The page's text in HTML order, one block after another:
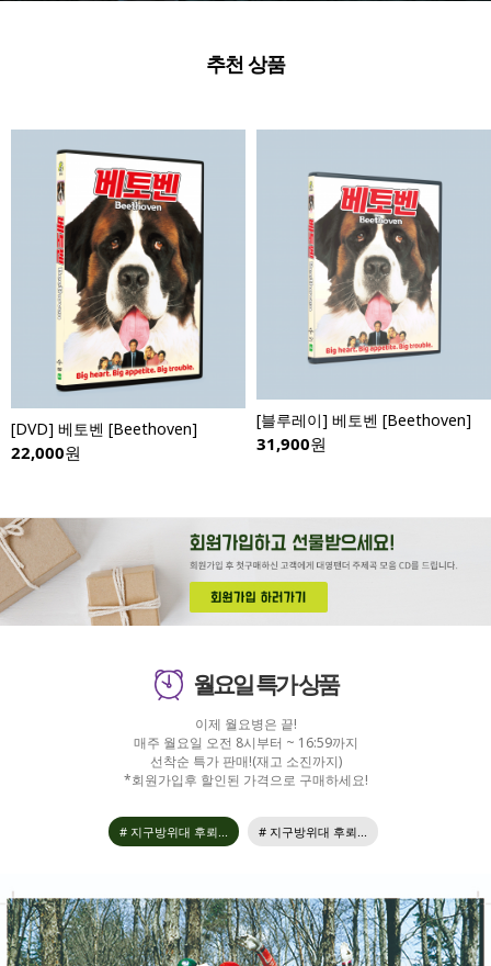
추천 상품
[DVD] 베토벤 [Beethoven]
22,000원
[블루레이] 베토벤 [Beethoven]
31,900원
월요일 특가 상품
이제 월요병은 끝!
매주 월요일 오전 8시부터 ~ 16:59까지
선착순 특가 판매!(재고 소진까지)
*회원가입후 할인된 가격으로 구매하세요!
# 지구방위대 후뢰... # 지구방위대 후뢰...